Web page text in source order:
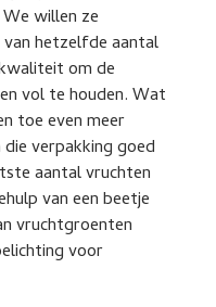
willen ze
hetzelfde aantal
om de
vol te houden. Wat
toe even meer
verpakking goed
aantal vruchten
van een beetje
vruchtgroenten
voor